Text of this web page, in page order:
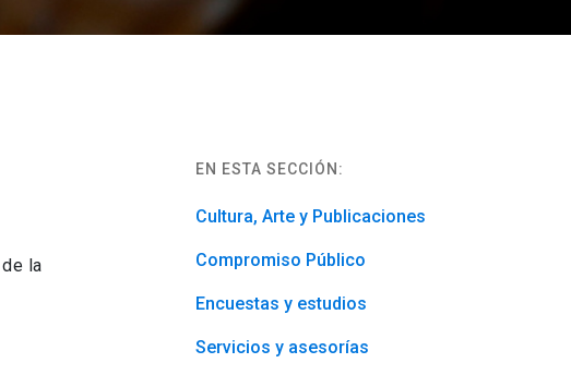
la
EN ESTA SECCIÓN:
Cultura, Arte y Publicaciones
Compromiso Público
Encuestas y estudios
Servicios y asesorías